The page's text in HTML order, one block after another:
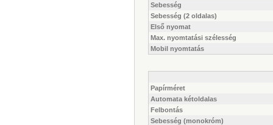
Sebesség
Sebesség (2 oldalas)
Első nyomat
Max. nyomtatási szélesség
Mobil nyomtatás
Papírméret
Automata kétoldalas
Felbontás
Sebesség (monokróm)